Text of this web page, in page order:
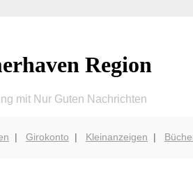
Region
mit Nur Guten Nachrichten
| Girokonto | Kleinanzeigen |